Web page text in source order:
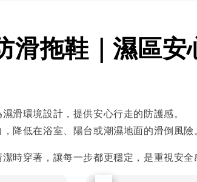
滑拖鞋｜濕區安
滑環境設計，提供安心行走的防護感。
降低在浴室、陽台或潮濕地面的滑倒風險。
時穿著，讓每一步都更穩定，是重視安全